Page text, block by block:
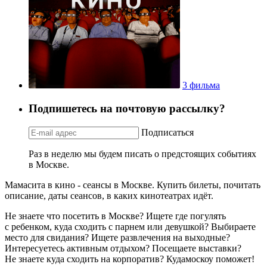
3 фильма
Подпишетесь на почтовую рассылку?
Подписаться
Раз в неделю мы будем писать о предстоящих событиях
в Москве.
Мамасита в кино - сеансы в Москве. Купить билеты, почитать
описание, даты сеансов, в каких кинотеатрах идёт.
Не знаете что посетить в Москве? Ищете где погулять
с ребенком, куда сходить с парнем или девушкой? Выбираете
место для свидания? Ищете развлечения на выходные?
Интересуетесь активным отдыхом? Посещаете выставки?
Не знаете куда сходить на корпоратив? Кудамоскоу поможет!